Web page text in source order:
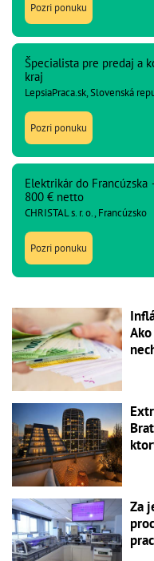
Pozri ponuku
Špecialista pre predaj a
kraj
LepsiaPraca.sk, Slovenská
Pozri ponuku
Elektrikár do
800 € netto
CHRISTAL s. r. o., Francúzsko
Pozri ponuku
Za